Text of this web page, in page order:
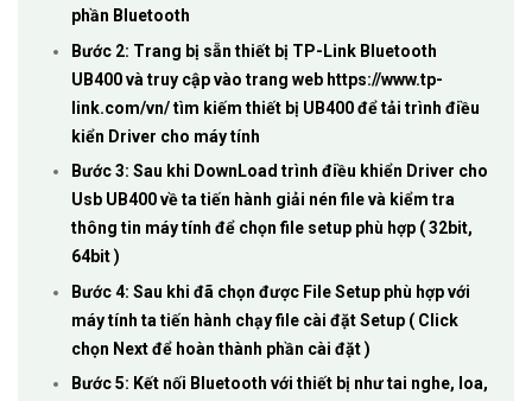
phần Bluetooth
Bước 2: Trang bị sẵn thiết bị TP-Link Bluetooth
UB400 và truy cập vào trang web https://www.tp-
link.com/vn/ tìm kiếm thiết bị UB400 để tải trình điều
kiển Driver cho máy tính
Bước 3: Sau khi DownLoad trình điều khiển Driver cho
Usb UB400 về ta tiến hành giải nén file và kiểm tra
thông tin máy tính để chọn file setup phù hợp ( 32bit,
64bit )
Bước 4: Sau khi đã chọn được File Setup phù hợp với
máy tính ta tiến hành chạy file cài đặt Setup ( Click
chọn Next để hoàn thành phần cài đặt )
Bước 5: Kết nối Bluetooth với thiết bị như tai nghe, loa,